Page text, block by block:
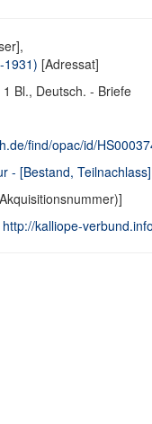
1931) [Adressat]
Bl., Deutsch. - Briefe
find/opac/id/
- [Bestand, Teilnachlass]
http://kalliope-